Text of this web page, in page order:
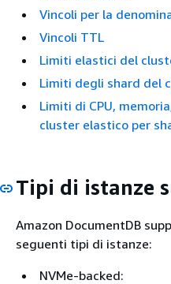
Vincoli per la
Vincoli TTL
Limiti elastici del
Limiti degli shard del
Limiti di CPU,
cluster elastico per
Tipi di istanze
Amazon DocumentDB
seguenti tipi di istanze:
NVMe-backed: